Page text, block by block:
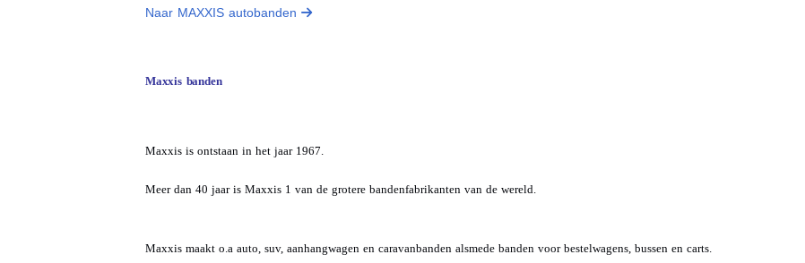
Naar MAXXIS autobanden
Maxxis banden
Maxxis is ontstaan in het jaar 1967.
Meer dan 40 jaar is Maxxis 1 van de grotere bandenfabrikanten van de wereld.
Maxxis maakt o.a auto, suv, aanhangwagen en caravanbanden alsmede banden voor bestelwagens, bussen en carts.